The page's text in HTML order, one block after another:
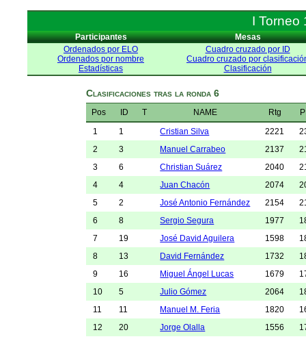
I Torneo
Participantes
Mesas
Ordenados por ELO
Ordenados por nombre
Estadísticas
Cuadro cruzado por ID
Cuadro cruzado por
Clasificación
Clasificaciones tras la ronda 6
Pos ID T NAME Rtg
1
1 Cristian Silva 2221
2
3 Manuel Carrabeo 2137
3
6 Christian Suárez 2040
4
4 Juan Chacón 2074
5
2 José Antonio Fernández 2154
6
8 Sergio Segura 1977
7
19 José David Aguilera 1598
8
13 David Fernández 1732
9
16 Miguel Ángel Lucas 1679
10
5 Julio Gómez 2064
11
11 Manuel M. Feria 1820
12
20 Jorge Olalla 1556